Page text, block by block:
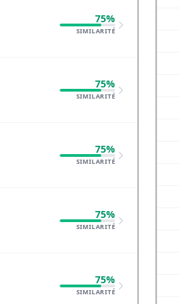
75%
SIMILARITÉ
75%
SIMILARITÉ
75%
SIMILARITÉ
75%
SIMILARITÉ
75%
SIMILARITÉ